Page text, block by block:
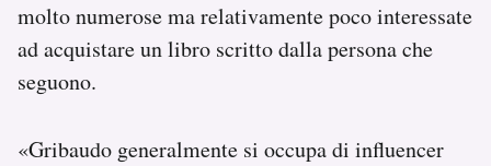
molto numerose ma relativamente poco interessate
ad acquistare un libro scritto dalla persona che
seguono.
«Gribaudo generalmente si occupa di influencer